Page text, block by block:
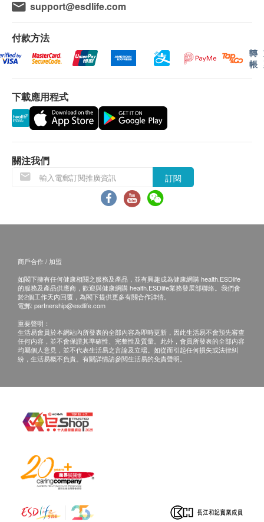
health.ESDlife】並沒有經營或提供本服務/產品。
有關此服務/產品的錯漏或延誤，或因使用此服務/
產品而引致的損失、損害、受傷或法律訴訟，健康
網購health.ESDlife概不負責。一切有關的索償或
support@esdlife.com
付款方法
轉
帳
下載應用程式
關注我們
訂閱
商戶合作 / 加盟
如閣下擁有任何健康相關之服務及產品，並有興趣成為健康網購 health.ESDlife
的服務及產品供應商，歡迎與健康網購 health.ESDlife業務發展部聯絡。我們會
於2個工作天內回覆，為閣下提供更多有關合作詳情。
電郵: partnership@esdlife.com
重要聲明：
生活易會員於本網站內所發表的全部內容為即時更新，因此生活易不會預先審查
任何內容，並不會保證其準確性、完整性及質量。此外，會員所發表的全部內容
均屬個人意見，並不代表生活易之言論及立場。如從而引起任何損失或法律糾
紛，生活易概不負責。有關詳情請參閱生活易的免責聲明。